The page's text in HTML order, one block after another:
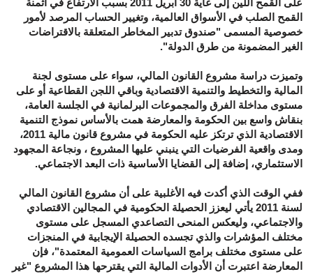
على القمح اللين إلى غاية 30 أبريل 2011 بسبب الارتفاع في أثمنة
القمح الصلب في الأسواق العالمية، وتغيير الحساب المرصد لأمور
خصوصية المسمى "صندوق تدبير المخاطر المتعلقة بالاقتراضات
الغير المضمونة من طرق الدولة".
وتميزت دراسة مشروع القانون المالي، سواء على مستوى لجنة
المالية والتخطيط والتنمية الاقتصادية وباقي اللجن القطاعية أو على
مستوى مداخلة الفرق والمجموعات البرلمانية في الجلسة العامة،
بنقاش واسع بين الحكومة والمعارضة همت بالأساس نموذج التنمية
الاقتصادية الذي ترتكز عليه الحكومة في مشروع قانون مالية 2011،
ومدى واقعية الفرضيات التي ينبني عليها المشروع ، ونجاعة المجهود
الاستثماري، إضافة إلى القضايا الأساسية ذات البعد الاجتماعي.
ففي الوقت الذي أكدت فيه الأغلبية على أن مشروع القانون المالي
لسنة 2011 يأتي ليعزز الحصيلة الحكومية في المجالين الاقتصادي
والاجتماعي، وليعكس المنحى التصاعدي المسجل على مستوى
مختلف المؤشرات والذي تجسده الحصيلة الإيجابية في المنجزات
على مستوى مختلف برامج السياسات العمومية المعتمدة"، فإن
المعارضة اعتبرت أن الأدوات المالية التي يقترحها هذا المشروع "غير